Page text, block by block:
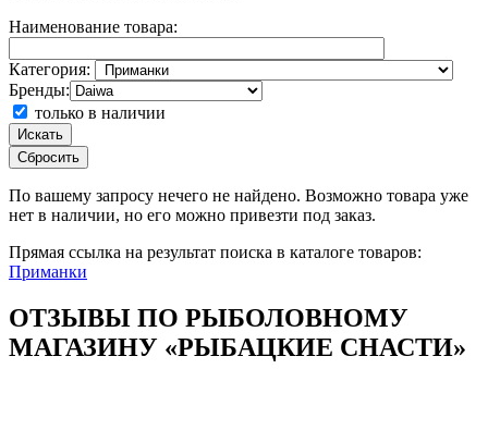
Наименование товара:
Категория:
Бренды:
только в наличии
Искать
Сбросить
По вашему запросу нечего не найдено. Возможно товара уже
нет в наличии, но его можно привезти под заказ.
Прямая ссылка на результат поиска в каталоге товаров:
Приманки
ОТЗЫВЫ ПО РЫБОЛОВНОМУ
МАГАЗИНУ «РЫБАЦКИЕ СНАСТИ»